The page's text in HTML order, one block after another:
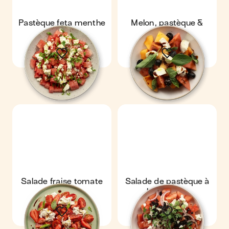
Pastèque feta menthe
Melon, pastèque &
chèvre
Salade fraise tomate
basilic
Salade de pastèque à
la grecque